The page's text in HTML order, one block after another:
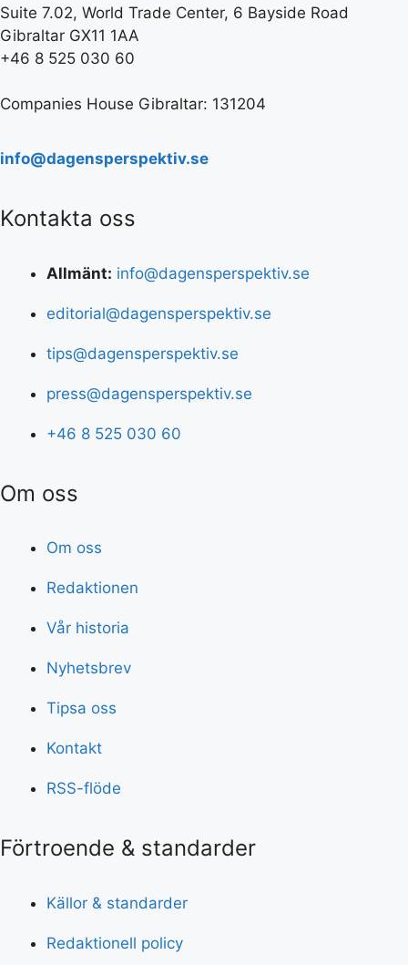
Suite 7.02, World Trade Center, 6 Bayside Road
Gibraltar GX11 1AA
+46 8 525 030 60
Companies House Gibraltar: 131204
info@dagensperspektiv.se
Kontakta oss
Allmänt: info@dagensperspektiv.se
editorial@dagensperspektiv.se
tips@dagensperspektiv.se
press@dagensperspektiv.se
+46 8 525 030 60
Om oss
Om oss
Redaktionen
Vår historia
Nyhetsbrev
Tipsa oss
Kontakt
RSS-flöde
Förtroende & standarder
Källor & standarder
Redaktionell policy